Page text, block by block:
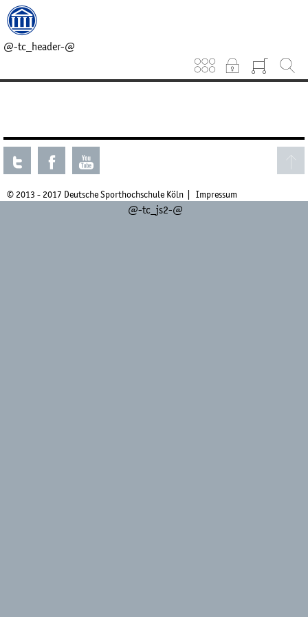
@-tc_header-@
@-tc_breadcrumb-@
Keinen aktuellen Kurs gefunden.
© 2013 - 2017 Deutsche Sporthochschule Köln Impressum
@-tc_js2-@